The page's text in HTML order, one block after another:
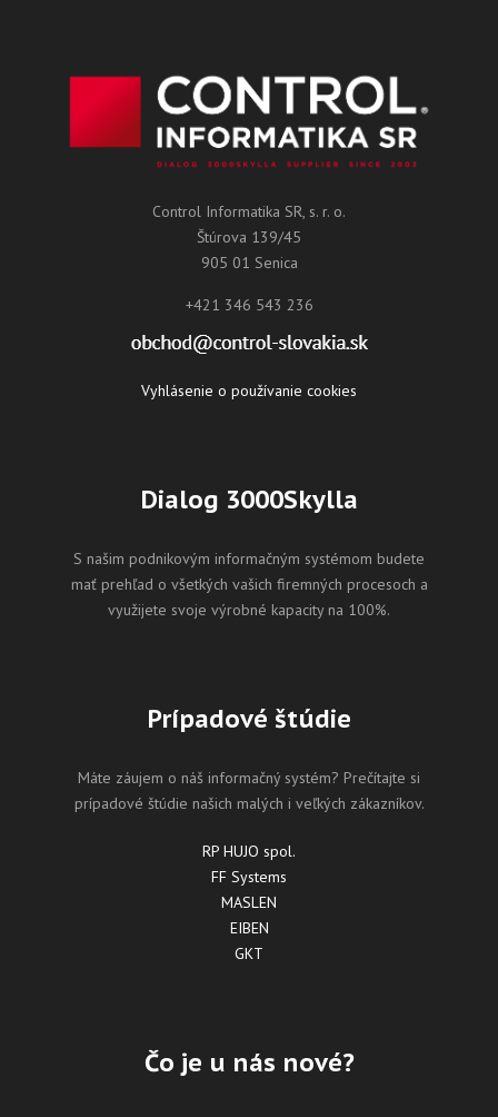
Control Informatika SR, s. r. o.
Štúrova 139/45
905 01 Senica
+421 346 543 236
Vyhlásenie o používanie cookies
Dialog 3000Skylla
S našim podnikovým informačným systémom budete
mať prehľad o všetkých vašich firemných procesoch a
využijete svoje výrobné kapacity na 100%.
Prípadové štúdie
Máte záujem o náš informačný systém? Prečítajte si
prípadové štúdie našich malých i veľkých zákazníkov.
RP HUJO spol.
FF Systems
MASLEN
EIBEN
GKT
Čo je u nás nové?